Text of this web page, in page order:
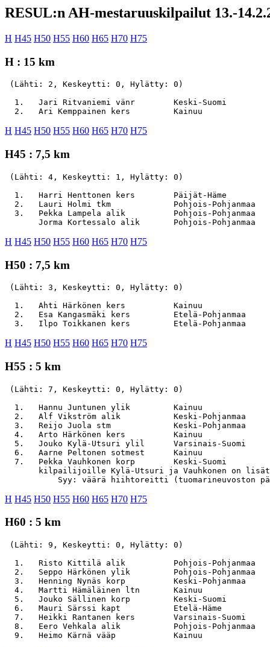
RESUL:n AH-mestaruuskilpailut 13.-
H H45 H50 H55 H60 H65 H70 H75
H : 15 km
(Lähti: 2, Keskeytti: 0, Hylätty: 0)
1.   Jari Ritvaniemi vänr        Keski-Suomi
H H45 H50 H55 H60 H65 H70 H75
H45 : 7,5 km
(Lähti: 4, Keskeytti: 1, Hylätty: 0)
1.   Harri Henttonen kers        Päijät-Häme
2.   Lauri Holmi tkm             Pohjois-Pohjanmaa
3.   Pekka Lampela alik          Pohjois-Pohjanmaa
H H45 H50 H55 H60 H65 H70 H75
H50 : 7,5 km
(Lähti: 3, Keskeytti: 0, Hylätty: 0)
1.   Ahti Härkönen kers          Kainuu
2.   Esa Kangasmäki kers         Etelä-Pohjanmaa
H H45 H50 H55 H60 H65 H70 H75
H55 : 5 km
(Lähti: 7, Keskeytti: 0, Hylätty: 0)
1.   Hannu Juntunen ylik         Kainuu
2.   Alf Vikström alik           Keski-Pohjanmaa
3.   Reijo Juola stm             Keski-Pohjanmaa
4.   Arto Härkönen kers          Kainuu
5.   Jouko Kylä-Utsuri ylil      Varsinais-Suomi
6.   Aarne Peltonen sotmest      Kainuu
7.   Pekka Vauhkonen korp        Keski-Suomi
kilpailijoille Kylä-Utsuri ja Vauhkonen on
H H45 H50 H55 H60 H65 H70 H75
H60 : 5 km
(Lähti: 9, Keskeytti: 0, Hylätty: 0)
1.   Risto Kittilä alik          Pohjois-Pohjanmaa
2.   Seppo Härkönen ylik         Pohjois-Pohjanmaa
3.   Henning Nynäs korp          Keski-Pohjanmaa
4.   Martti Hämäläinen ltn       Kainuu
5.   Jouko Sällinen korp         Keski-Suomi
6.   Mauri Särssi kapt           Etelä-Häme
7.   Heikki Rantanen kers        Varsinais-Suomi
8.   Eero Vehkala alik           Pohjois-Pohjanmaa